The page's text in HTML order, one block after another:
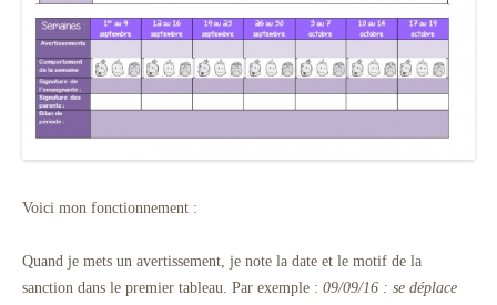
Voici mon fonctionnement :
Quand je mets un avertissement, je note la date et le motif de la
sanction dans le premier tableau. Par exemple : 09/09/16 : se déplace